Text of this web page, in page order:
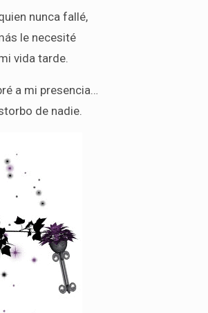
nunca fallé,
le necesité
vida tarde.
a mi presencia…
de nadie.